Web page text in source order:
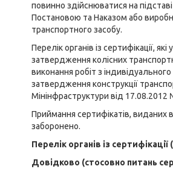
повинно здійснюватися на
Постановою та Наказом або
транспортного засобу.
Перелік органів із сертифікації,
затвердження колісних
виконання робіт з
затвердження конструкції
Мінінфраструктури від
Приймання сертифікатів, виданих
заборонено.
Перелік органів із
Довідково (стосовно питань